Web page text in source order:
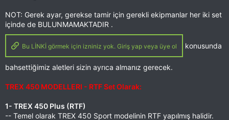
NOT: Gerek ayar, gerekse tamir için gerekli ekipmanlar her iki set
içinde de BULUNMAMAKTADIR .
Bu LİNKİ görmek için izniniz yok. Giriş yap veya üye ol konusunda
bahsettiğimiz aletleri sizin ayrıca almanız gerecek.
TREX 450 MODELLERI - RTF Set Olarak:
1- TREX 450 Plus (RTF)
-- Temel olarak TREX 450 Sport modelinin RTF yapılmış halidir.